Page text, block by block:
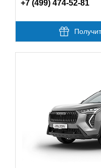
+7 (499) 474-52-81